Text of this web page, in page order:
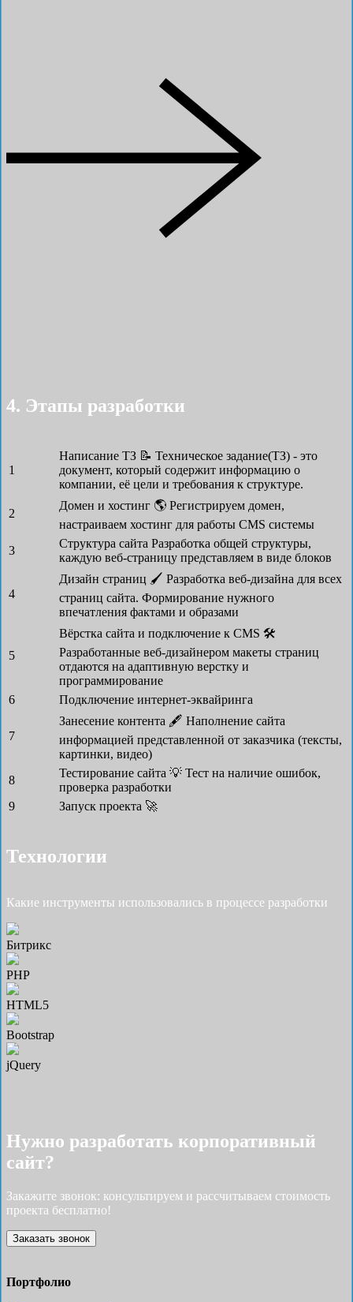
4. Этапы разработки
1
Написание ТЗ 📝 Техническое задание(ТЗ) - это
документ, который содержит информацию о
компании, её цели и требования к структуре.
2
Домен и хостинг 🌎 Регистрируем домен,
настраиваем хостинг для работы CMS системы
3
Структура сайта Разработка общей структуры,
каждую веб-страницу представляем в виде блоков
4
Дизайн страниц 🖌 Разработка веб-дизайна для всех
страниц сайта. Формирование нужного
впечатления фактами и образами
5
Вёрстка сайта и подключение к CMS 🛠
Разработанные веб-дизайнером макеты страниц
отдаются на адаптивную верстку и
программирование
6
Подключение интернет-эквайринга
7
Занесение контента 🖋 Наполнение сайта
информацией представленной от заказчика (тексты,
картинки, видео)
8
Тестирование сайта 💡 Тест на наличие ошибок,
проверка разработки
9
Запуск проекта 🚀
Технологии
Какие инструменты использовались в процессе разработки
Битрикс
PHP
HTML5
Bootstrap
jQuery
Нужно разработать корпоративный
сайт?
Закажите звонок: консультируем и рассчитываем стоимость
проекта бесплатно!
Заказать звонок
Портфолио